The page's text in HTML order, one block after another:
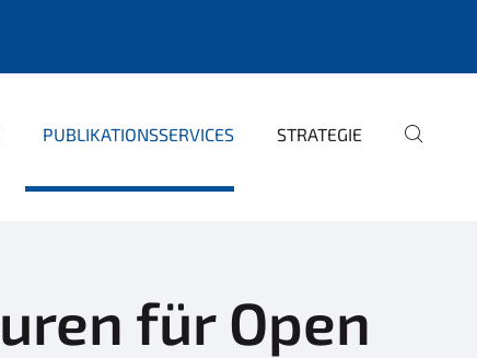
PUBLIKATIONSSERVICES STRATEGIE
für Open